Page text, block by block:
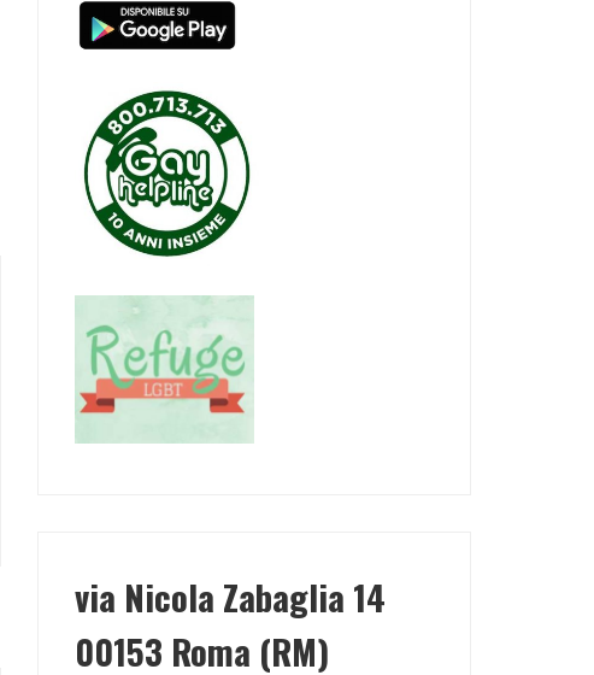
via Nicola Zabaglia 14
00153 Roma (RM)